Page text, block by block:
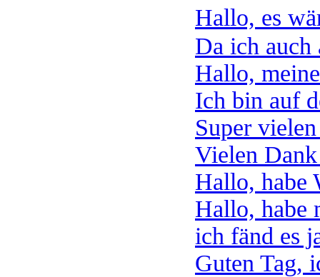
Hallo, es
Da ich auch
Hallo,
Ich bin auf
Super
Vielen
Hallo, habe
Hallo, habe
ich fänd es
Guten Tag,